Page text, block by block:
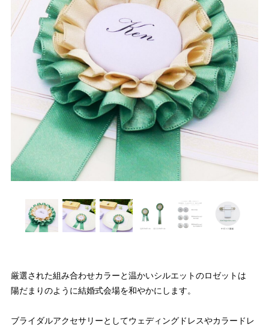
厳選された組み合わせカラーと温かいシルエットのロゼットは
陽だまりのように結婚式会場を和やかにします。
ブライダルアクセサリーとしてウェディングドレスやカラードレ